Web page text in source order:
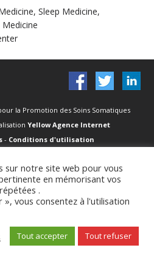
Sleep Medicine,
la Promotion des Soins Somatiques
Yellow Agence Internet
- Conditions d'utilisation
sur notre site web pour vous
en mémorisant vos
.
», vous consentez à l'utilisation
Tout accepter Tout refuser